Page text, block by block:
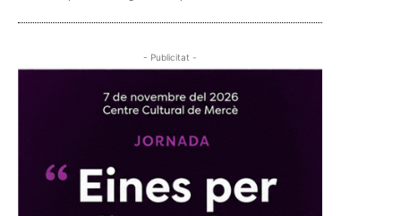
- Publicitat -